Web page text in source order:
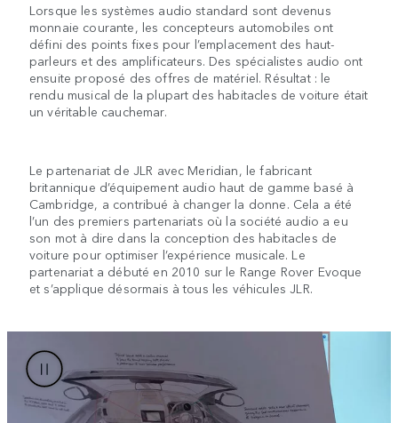
Lorsque les systèmes audio standard sont devenus
monnaie courante, les concepteurs automobiles ont
défini des points fixes pour l’emplacement des haut-
parleurs et des amplificateurs. Des spécialistes audio ont
ensuite proposé des offres de matériel. Résultat : le
rendu musical de la plupart des habitacles de voiture était
un véritable cauchemar.
Le partenariat de JLR avec Meridian, le fabricant
britannique d’équipement audio haut de gamme basé à
Cambridge, a contribué à changer la donne. Cela a été
l’un des premiers partenariats où la société audio a eu
son mot à dire dans la conception des habitacles de
voiture pour optimiser l’expérience musicale. Le
partenariat a débuté en 2010 sur le Range Rover Evoque
et s’applique désormais à tous les véhicules JLR.